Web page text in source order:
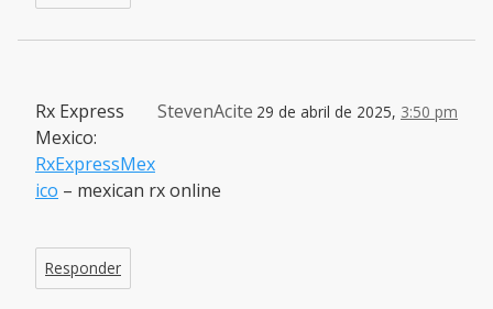
StevenAcite 29 de abril de 2025, 3:50 pm
Rx Express
Mexico:
RxExpressMex
ico – mexican rx online
Responder